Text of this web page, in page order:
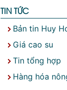
TIN TỨC
Bản tin Huy
Giá cao su
Tin tổng hợp
Hàng hóa